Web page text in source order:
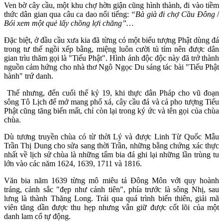
Ven bờ cây cầu, một khu chợ hờn giận cũng hình thành, đi vào tiềm
thức dân gian qua câu ca dao nổi tiếng: “Bà già đi chợ Cầu Đông/
Bói xem một quẻ lấy chồng lợi chăng”…
Đặc biệt, ở đầu cầu xưa kia đã từng có một biểu tượng Phật dùng đá
trong tư thế ngồi xếp bằng, miệng luôn cười tủ tỉm nên được dân
gian trìu thăm gọi là "Tiếu Phật". Hình ảnh độc độc này đã trở thành
nguồn cảm hứng cho nhà thơ Ngô Ngọc Du sáng tác bài "Tiếu Phật
hành" trứ danh.
Thế nhưng, đến cuối thế kỷ 19, khi thực dân Pháp cho vũ đoạn
sông Tô Lịch để mở mang phố xá, cây cầu đá và cả pho tượng Tiếu
Phật cũng tăng biến mất, chỉ còn lại trong ký ức và tên gọi của chùa
chùa.
Dù tương truyền chùa có từ thời Lý và được Linh Từ Quốc Mẫu
Trần Thị Dung cho sửa sang thời Trần, những bằng chứng xác thực
nhất về lịch sử chùa là những tấm bia đá ghi lại những lần trùng tu
lớn vào các năm 1624, 1639, 1711 và 1816.
Văn bia năm 1639 từng mô miêu tả Đông Môn với quy hoành
tráng, cảnh sắc "đẹp như cảnh tiên", phía trước là sông Nhị, sau
lưng là thành Thăng Long. Trải qua quá trình biến thiên, giải mã
viên tăng dần được thu hẹp nhưng vẫn giữ được cốt lõi của một
danh lam cổ tự động.